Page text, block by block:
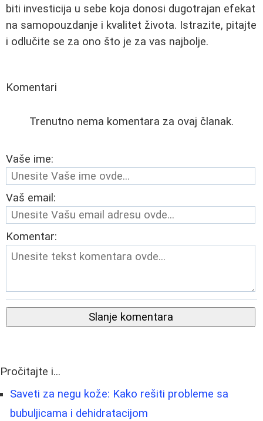
biti investicija u sebe koja donosi dugotrajan efekat
na samopouzdanje i kvalitet života. Istrazite, pitajte
i odlučite se za ono što je za vas najbolje.
Komentari
Trenutno nema komentara za ovaj članak.
Vaše ime:
Vaš email:
Komentar:
Slanje komentara
Pročitajte i...
Saveti za negu kože: Kako rešiti probleme sa
bubuljicama i dehidratacijom